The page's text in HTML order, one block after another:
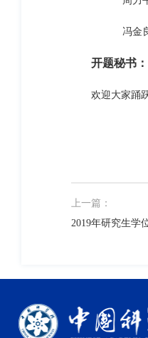
冯金良 研
开题秘书：
欢迎大家踊跃
上一篇：
2019年研究生学